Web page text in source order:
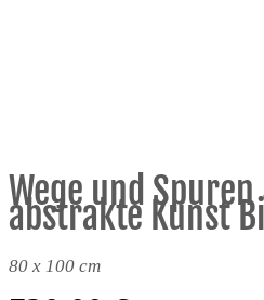
Wege und
abstrakte Kunst
80 x 100 cm